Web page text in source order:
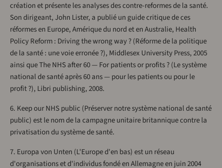
création et présente les analyses des contre-reformes de la santé.
Son dirigeant, John Lister, a publié un guide critique de ces
réformes en Europe, Amérique du nord et en Australie, Health
Policy Reform : Driving the wrong way ? (Réforme de la politique
de la santé : une voie erronée ?), Middlesex University Press, 2005
ainsi que The NHS after 60 — For patients or profits ? (Le système
national de santé après 60 ans — pour les patients ou pour le
profit ?), Libri publishing, 2008.
6. Keep our NHS public (Préserver notre système national de santé
public) est le nom de la campagne unitaire britannique contre la
privatisation du système de santé.
7. Europa von Unten (L'Europe d'en bas) est un réseau
d'organisations et d'individus fondé en Allemagne en juin 2004